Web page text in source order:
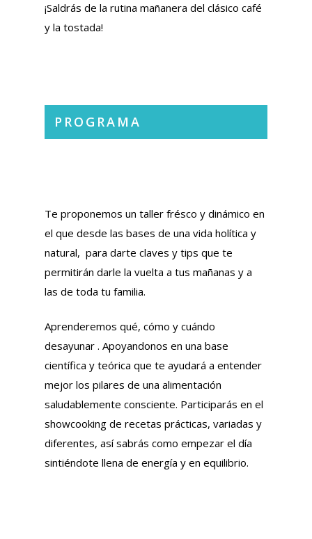
¡Saldrás de la rutina mañanera del clásico café
y la tostada!
PROGRAMA
Te proponemos un taller frésco y dinámico en
el que desde las bases de una vida holítica y
natural, para darte claves y tips que te
permitirán darle la vuelta a tus mañanas y a
las de toda tu familia.
Aprenderemos qué, cómo y cuándo
desayunar . Apoyandonos en una base
científica y teórica que te ayudará a entender
mejor los pilares de una alimentación
saludablemente consciente. Participarás en el
showcooking de recetas prácticas, variadas y
diferentes, así sabrás como empezar el día
sintiéndote llena de energía y en equilibrio.